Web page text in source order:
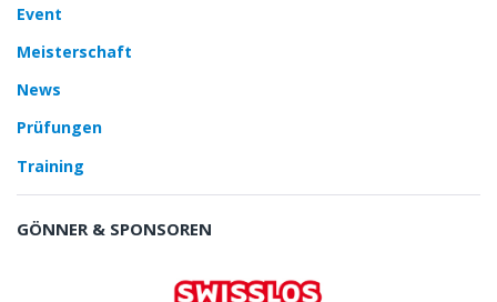
Event
Meisterschaft
News
Prüfungen
Training
GÖNNER & SPONSOREN